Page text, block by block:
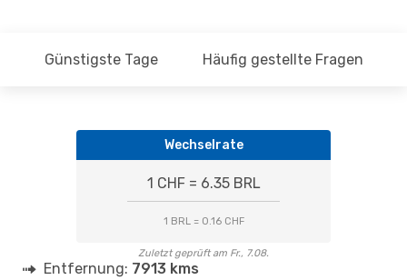
Günstigste Tage Häufig gestellte Fragen
Wechselrate
1 CHF = 6.35 BRL
1 BRL = 0.16 CHF
Zuletzt geprüft am Fr., 7.08.
Entfernung: 7913 kms